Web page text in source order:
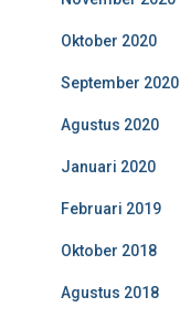
Oktober 2020
September 2020
Agustus 2020
Januari 2020
Februari 2019
Oktober 2018
Agustus 2018